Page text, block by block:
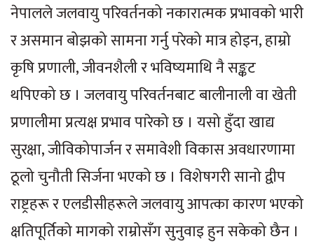
नेपालले जलवायु परिवर्तनको नकारात्मक प्रभावको भारी
र असमान बोझको सामना गर्नु परेको मात्र होइन, हाम्रो
कृषि प्रणाली, जीवनशैली र भविष्यमाथि नै सङ्कट
थपिएको छ । जलवायु परिवर्तनबाट बालीनाली वा खेती
प्रणालीमा प्रत्यक्ष प्रभाव पारेको छ । यसो हुँदा खाद्य
सुरक्षा, जीविकोपार्जन र समावेशी विकास अवधारणामा
ठूलो चुनौती सिर्जना भएको छ । विशेषगरी सानो द्वीप
राष्ट्रहरू र एलडीसीहरूले जलवायु आपत्का कारण भएको
क्षतिपूर्तिको मागको राम्रोसँग सुनुवाइ हुन सकेको छैन ।